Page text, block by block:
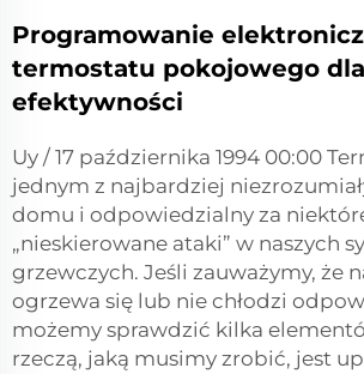
Programowanie
termostatu pokojowego dla
efektywności
Uy / 17 października 1994 00:00
jednym z najbardziej
domu i odpowiedzialny za
„nieskierowane ataki” w naszych
grzewczych. Jeśli zauważymy, że
ogrzewa się lub nie chłodzi
możemy sprawdzić kilka
rzeczą, jaką musimy zrobić, jest